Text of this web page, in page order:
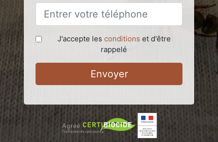
J'accepte les conditions et d'être
rappelé
Envoyer